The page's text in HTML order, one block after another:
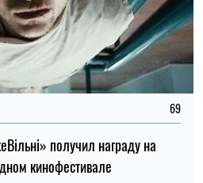
69
получил награду на
кинофестивале